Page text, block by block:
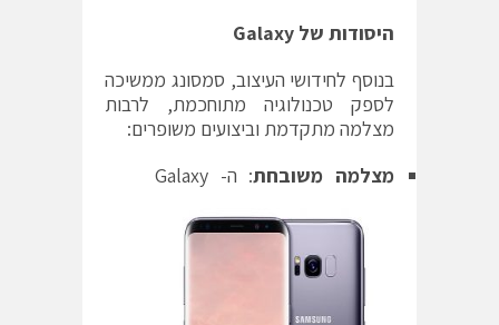
היסודות של Galaxy
בנוסף לחידושי העיצוב, סמסונג ממשיכה
לספק טכנולוגיה מתוחכמת, לרבות
מצלמה מתקדמת וביצועים משופרים:
מצלמה משובחת
: ה- Galaxy